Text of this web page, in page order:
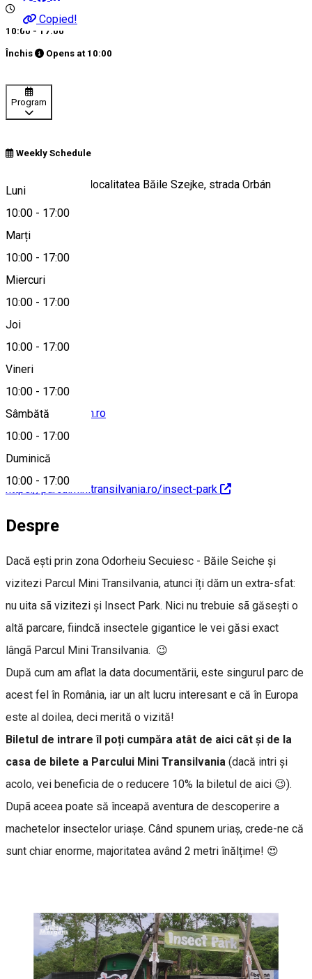
Copied!
10:00 - 17:00
Închis Opens at 10:00
Program
Weekly Schedule
Luni
10:00 - 17:00
Marți
10:00 - 17:00
Miercuri
10:00 - 17:00
Joi
10:00 - 17:00
Vineri
10:00 - 17:00
Sâmbătă
10:00 - 17:00
Duminică
10:00 - 17:00
Judeţul Harghita, localitatea Băile Szejke, strada Orbán
Balázs, nr. 184
Hartă
info@legendarium.ro
https://parculminitransilvania.ro/insect-park
Despre
Dacă ești prin zona Odorheiu Secuiesc - Băile Seiche și
vizitezi Parcul Mini Transilvania, atunci îți dăm un extra-sfat:
nu uita sã vizitezi și Insect Park. Nici nu trebuie sã găsești o
altă parcare, fiindcă insectele gigantice le vei găsi exact
lângã Parcul Mini Transilvania. 😉
După cum am aflat la data documentării, este singurul parc de
acest fel în România, iar un alt lucru interesant e că în Europa
este al doilea, deci merită o vizită!
Biletul de intrare îl poți cumpăra atât de aici cât și de la
casa de bilete a Parcului Mini Transilvania (dacă intri și
acolo, vei beneficia de o reducere 10% la biletul de aici 😉).
Dupã aceea poate să înceapă aventura de descoperire a
machetelor insectelor uriașe. Când spunem uriaș, crede-ne că
sunt chiar enorme, majoritatea având 2 metri înălțime! 😍